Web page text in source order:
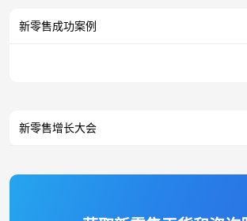
新零售成功案例
新零售增长大会